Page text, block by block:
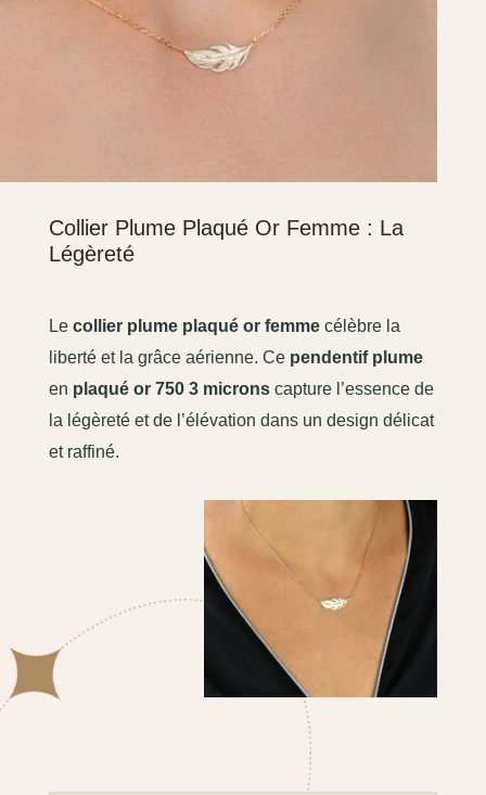
Collier Plume Plaqué Or Femme : La
Légèreté
Le collier plume plaqué or femmecélèbre la
liberté et la grâce aérienne. Ce pendentif plume
en plaqué or 750 3 micronscapture l’essence de
la légèreté et de l’élévation dans un design délicat
et raffiné.